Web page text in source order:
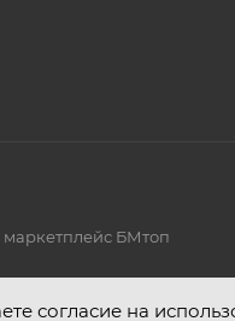
БМтоп
согласие на